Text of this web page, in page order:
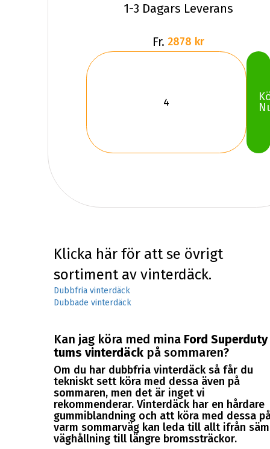
1-3 Dagars Leverans
Fr. 2878 kr
Klicka här för att se övrigt
sortiment av vinterdäck.
Dubbfria vinterdäck
Dubbade vinterdäck
Kan jag köra med mina Ford Superduty
tums vinterdäckpå sommaren?
Om du har dubbfria vinterdäck så får du
tekniskt sett köra med dessa även på
sommaren, men det är inget vi
rekommenderar. Vinterdäck har en hårdare
gummiblandning och att köra med dessa
varm sommarväg kan leda till allt ifrån
väghållning till längre bromssträckor.